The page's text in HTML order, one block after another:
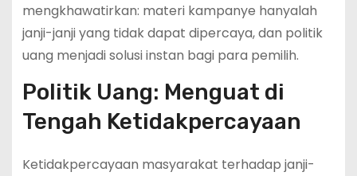
mengkhawatirkan: materi kampanye hanyalah
janji-janji yang tidak dapat dipercaya, dan politik
uang menjadi solusi instan bagi para pemilih.
Politik Uang: Menguat di
Tengah Ketidakpercayaan
Ketidakpercayaan masyarakat terhadap janji-